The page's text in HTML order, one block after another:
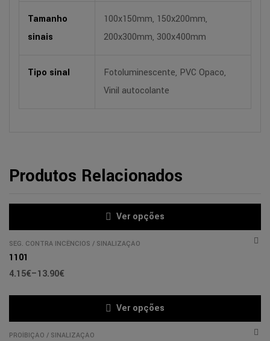
Tamanho
sinais
100x150mm, 150x200mm,
200x300mm, 300x400mm
Tipo sinal
Fotoluminescente, PVC Opaco,
Vinil autocolante
Produtos Relacionados
Ver opções
SEG. CONTRA INCÊNCIOS / SINALIZAÇÃO
1101
4.15€–13.90€
Ver opções
PROÍBIÇÃO / SINALIZAÇÃO